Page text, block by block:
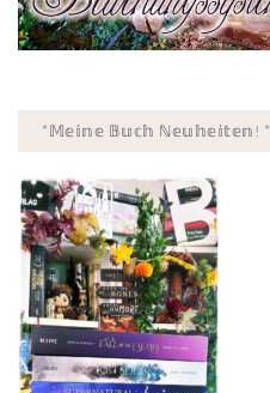
*𝕄𝕖𝕚𝕟𝕖 𝔹𝕦𝕔𝕙 ℕ𝕖𝕦𝕙𝕖𝕚𝕥𝕖𝕟! *